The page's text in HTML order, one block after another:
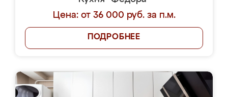
Цена: от 36 000 руб. за п.м.
ПОДРОБНЕЕ